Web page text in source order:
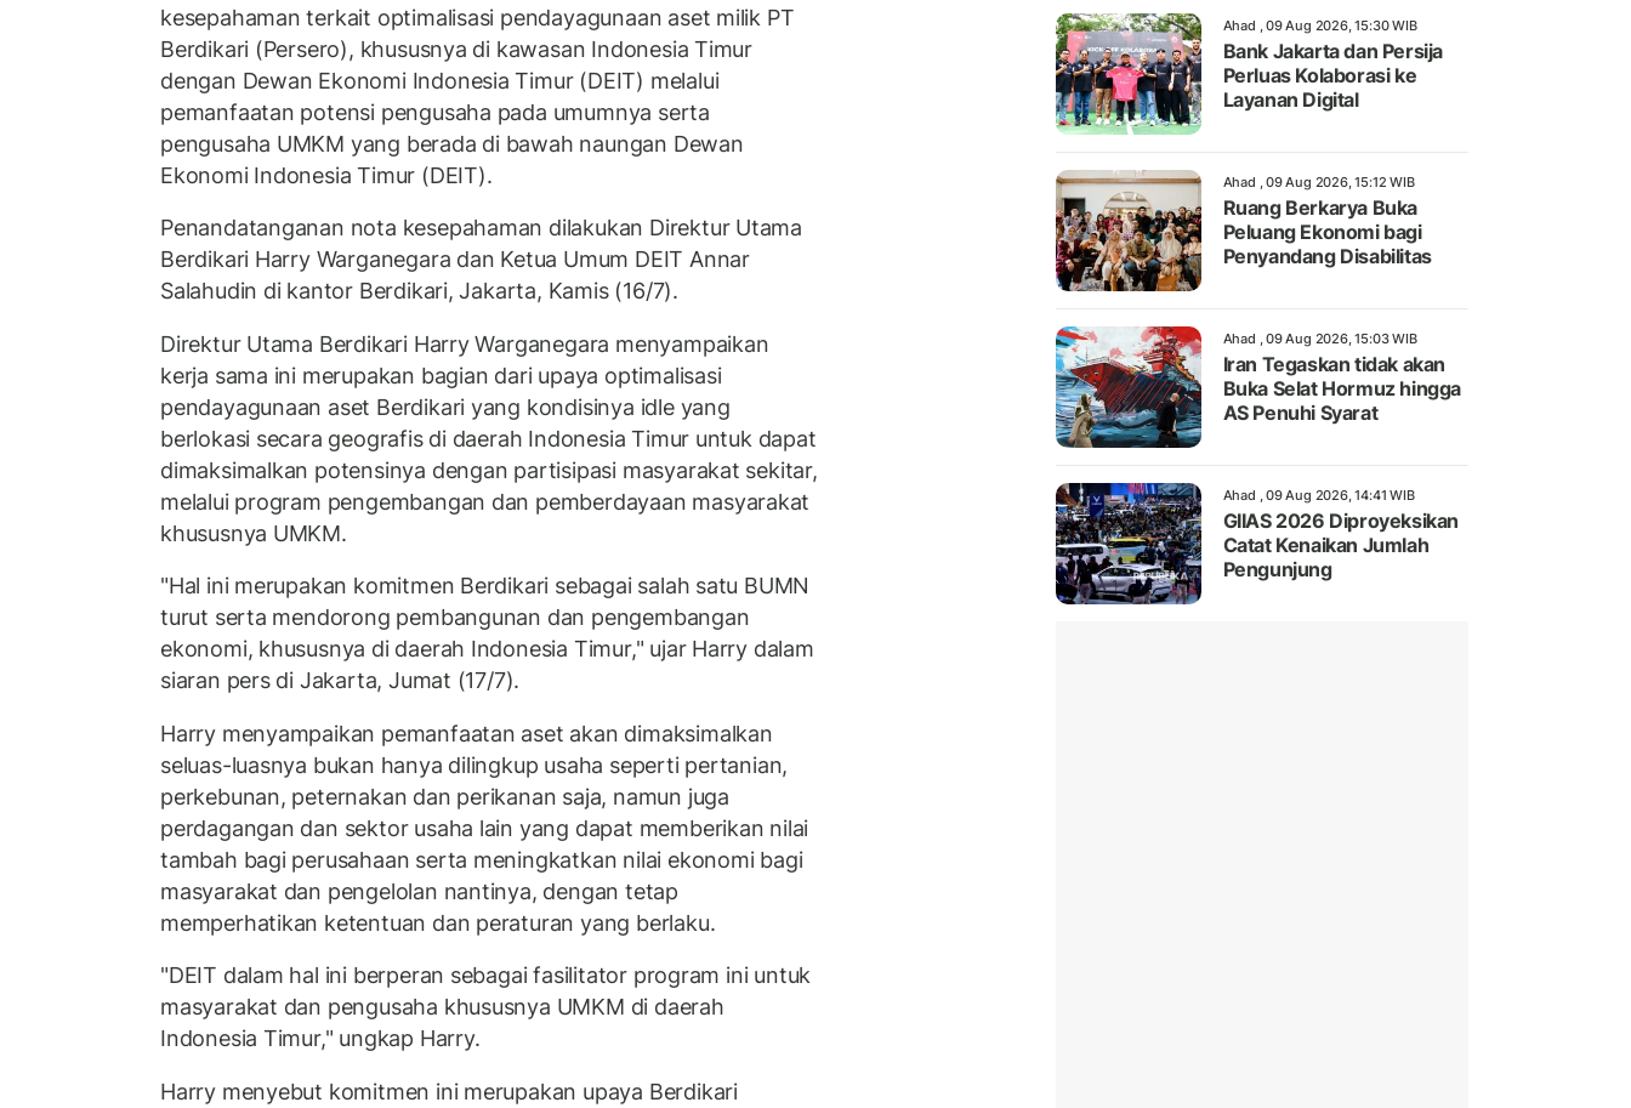
kesepahaman terkait optimalisasi pendayagunaan aset milik PT
Berdikari (Persero), khususnya di kawasan Indonesia Timur
dengan Dewan Ekonomi Indonesia Timur (DEIT) melalui
pemanfaatan potensi pengusaha pada umumnya serta
pengusaha UMKM yang berada di bawah naungan Dewan
Ekonomi Indonesia Timur (DEIT).
Penandatanganan nota kesepahaman dilakukan Direktur Utama
Berdikari Harry Warganegara dan Ketua Umum DEIT Annar
Salahudin di kantor Berdikari, Jakarta, Kamis (16/7).
Direktur Utama Berdikari Harry Warganegara menyampaikan
kerja sama ini merupakan bagian dari upaya optimalisasi
pendayagunaan aset Berdikari yang kondisinya idle yang
berlokasi secara geografis di daerah Indonesia Timur untuk dapat
dimaksimalkan potensinya dengan partisipasi masyarakat sekitar,
melalui program pengembangan dan pemberdayaan masyarakat
khususnya UMKM.
"Hal ini merupakan komitmen Berdikari sebagai salah satu BUMN
turut serta mendorong pembangunan dan pengembangan
ekonomi, khususnya di daerah Indonesia Timur," ujar Harry dalam
siaran pers di Jakarta, Jumat (17/7).
Harry menyampaikan pemanfaatan aset akan dimaksimalkan
seluas-luasnya bukan hanya dilingkup usaha seperti pertanian,
perkebunan, peternakan dan perikanan saja, namun juga
perdagangan dan sektor usaha lain yang dapat memberikan nilai
tambah bagi perusahaan serta meningkatkan nilai ekonomi bagi
masyarakat dan pengelolan nantinya, dengan tetap
memperhatikan ketentuan dan peraturan yang berlaku.
"DEIT dalam hal ini berperan sebagai fasilitator program ini untuk
masyarakat dan pengusaha khususnya UMKM di daerah
Indonesia Timur," ungkap Harry.
Harry menyebut komitmen ini merupakan upaya Berdikari
Ahad , 09 Aug 2026, 15:30 WIB
Bank Jakarta dan Persija
Perluas Kolaborasi ke
Layanan Digital
Ahad , 09 Aug 2026, 15:12 WIB
Ruang Berkarya Buka
Peluang Ekonomi bagi
Penyandang Disabilitas
Ahad , 09 Aug 2026, 15:03 WIB
Iran Tegaskan tidak akan
Buka Selat Hormuz hingga
AS Penuhi Syarat
Ahad , 09 Aug 2026, 14:41 WIB
GIIAS 2026 Diproyeksikan
Catat Kenaikan Jumlah
Pengunjung